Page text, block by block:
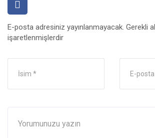
E-posta adresiniz yayınlanmayacak. Gerekli
işaretlenmişlerdir